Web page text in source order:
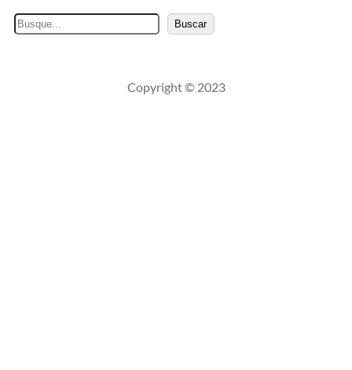
B
u
a
Buscar
Copyright © 2023